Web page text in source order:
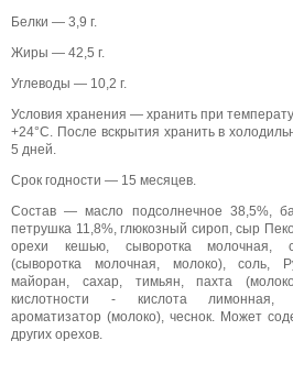
Белки — 3,9 г.
Жиры — 42,5 г.
Углеводы — 10,2 г.
Условия хранения — хранить при
+24°C. После вскрытия хранить в
5 дней.
Срок годности — 15 месяцев.
Состав — масло подсолнечное 38,5%,
петрушка 11,8%, глюкозный сироп, сыр
орехи кешью, сыворотка молочная,
(сыворотка молочная, молоко), соль,
майоран, сахар, тимьян, пахта
кислотности - кислота лимонная,
ароматизатор (молоко), чеснок. Может
других орехов.